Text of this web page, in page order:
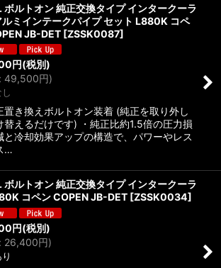
ボルトオン 純正交換タイプ インタークーラ
ルミインテークパイプ セット L880K コペ
JB-DET [ZSSK0087]
円(税別)
: 49,500円)
置き換えボルトオン装着 (純正を取り外し
替えるだけです) ・純正比約1.5倍の圧力損
と冷却効果アップの構造で、パワーやレス
…
ボルトオン 純正交換タイプ インタークーラ
コペン COPEN JB-DET [ZSSK0034]
円(税別)
: 26,400円)